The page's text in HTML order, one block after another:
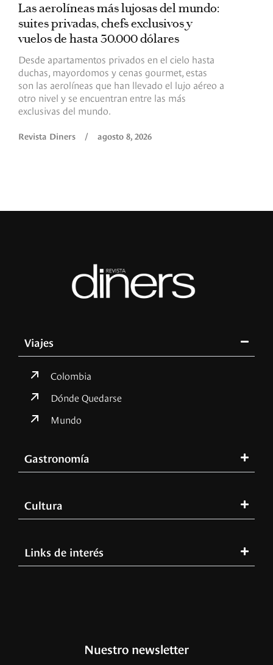
Las aerolíneas más lujosas del mundo:
suites privadas, chefs exclusivos y
vuelos de hasta 30.000 dólares
Desde apartamentos privados en el cielo hasta
duchas, mayordomos y cenas gourmet, estas
son las aerolíneas que han llevado el lujo aéreo a
otro nivel y se encuentran entre las más
exclusivas del mundo.
Revista Diners / agosto 8, 2026
Viajes
Colombia
Dónde Quedarse
Mundo
Gastronomía
Cultura
Links de interés
Nuestro newsletter